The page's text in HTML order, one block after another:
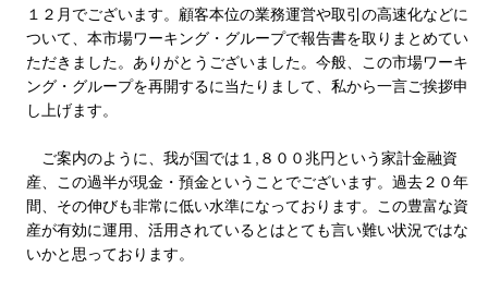
１２月でございます。顧客本位の業務運営や取引の高速化などに
ついて、本市場ワーキング・グループで報告書を取りまとめてい
ただきました。ありがとうございました。今般、この市場ワーキ
ング・グループを再開するに当たりまして、私から一言ご挨拶申
し上げます。
ご案内のように、我が国では１,８００兆円という家計金融資
産、この過半が現金・預金ということでございます。過去２０年
間、その伸びも非常に低い水準になっております。この豊富な資
産が有効に運用、活用されているとはとても言い難い状況ではな
いかと思っております。